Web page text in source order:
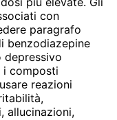
con
paragrafo
benzodiazepine
depressivo
i composti
reazioni
allucinazioni,